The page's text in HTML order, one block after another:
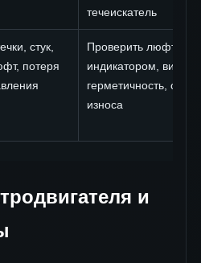
течеискатель
стук,
потеря
Проверить люфт
индикатором,
герметичность,
износа
и